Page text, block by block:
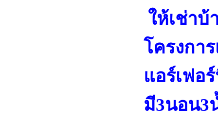
ให้เช่าบ้
โครงกา
แอร์เฟอ
มี3นอน3